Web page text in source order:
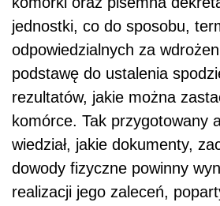
jednostki, co do sposobu,
odpowiedzialnych za
podstawę do ustalenia
rezultatów, jakie można
komórce. Tak przygotowany
wiedział, jakie dokumenty,
dowody fizyczne powinny
realizacji jego zaleceń,